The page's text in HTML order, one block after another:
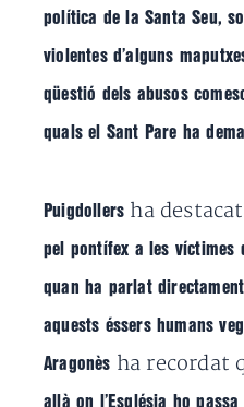
política de la Santa Seu,
violentes d’alguns
qüestió dels abusos
quals el Sant Pare ha
Puigdollers ha destacat
pel pontífex a les víctimes
quan ha parlat
aquests éssers humans
Aragonès ha recordat
allà on l’Església ho